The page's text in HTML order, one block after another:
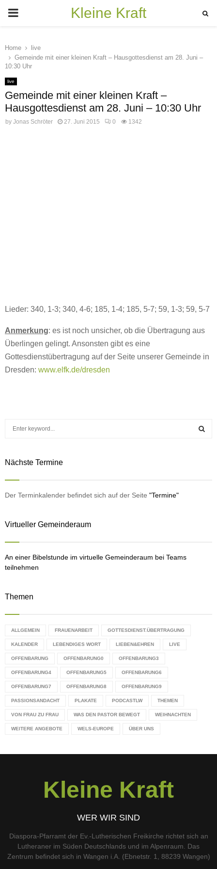
PRIMARY
Kleine Kraft
Home
live
Gemeinde mit einer kleinen Kraft – Hausgottesdienst am 28. Juni –
10:30 Uhr
live
Gemeinde mit einer kleinen Kraft –
Hausgottesdienst am 28. Juni – 10:30 Uhr
by Jonas Schröter 27. Juni 2015 0 1342
Lieder: 340, 1-3; 340, 4-6; 185, 1-4; 185, 5-7; 59, 1-3; 59, 5-7
Anmerkung: es ist noch unsicher, ob die Übertragung aus
Überlingen gelingt. Ansonsten gibt es eine
Gottesdienstübertragung auf der Seite unserer Gemeinde in
Dresden: www.elfk.de/dresden
c
o
Nächste Termine
Der Terminkalender befindet sich auf der Seite "Termine"
Virtueller Gemeinderaum
An einer Bibelstunde im virtuelle Gemeinderaum bei Teams
teilnehmen
Themen
ALLGEMEIN FRAUENARBEIT GOTTESDIENST.ÜBERTRAGUNG
KALENDER LEBENDIGES WORT LIEBEN&EHREN LIVE
OFFENBARUNG OFFENBARUNG0 OFFENBARUNG3
OFFENBARUNG4 OFFENBARUNG5 OFFENBARUNG6
OFFENBARUNG7 OFFENBARUNG8 OFFENBARUNG9
PASSIONSANDACHT PLAKATE PODCASTLW THEMEN
VON FRAU ZU FRAU WAS DEN PASTOR BEWEGT WEIHNACHTEN
WEITERE ANGEBOTE WELS-EUROPE ÜBER UNS
Kleine Kraft
WER WIR SIND
Diaspora-Pfarramt der Ev.-Lutherischen Freikirche richtet sich an
Lutheraner im Süden Deutschlands und im Alpenraum. Das
Zentrum befindet sich in Wangen i.A. (Ebnetstr. 1, 88239 Wangen)